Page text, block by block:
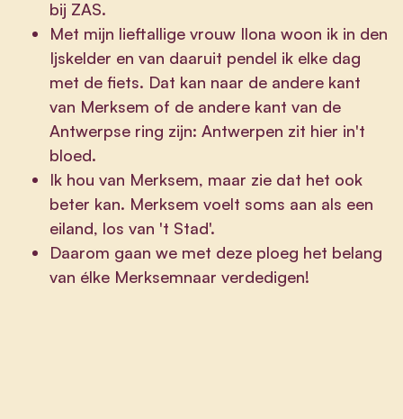
bij ZAS.
Met mijn lieftallige vrouw Ilona woon ik in den
Ijskelder en van daaruit pendel ik elke dag
met de fiets. Dat kan naar de andere kant
van Merksem of de andere kant van de
Antwerpse ring zijn: Antwerpen zit hier in't
bloed.
Ik hou van Merksem, maar zie dat het ook
beter kan. Merksem voelt soms aan als een
eiland, los van 't Stad'.
Daarom gaan we met deze ploeg het belang
van élke Merksemnaar verdedigen!